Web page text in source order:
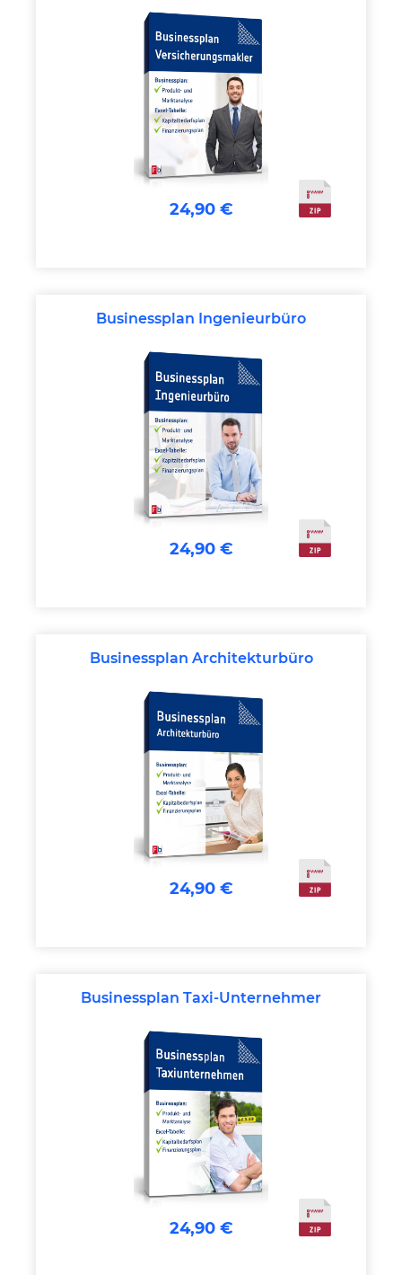
24,90 €
Businessplan Ingenieurbüro
24,90 €
Businessplan Architekturbüro
24,90 €
Businessplan Taxi-Unternehmer
24,90 €